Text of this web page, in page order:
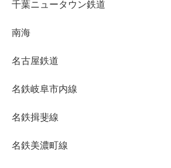
千葉ニュータウン鉄道
南海
名古屋鉄道
名鉄岐阜市内線
名鉄揖斐線
名鉄美濃町線